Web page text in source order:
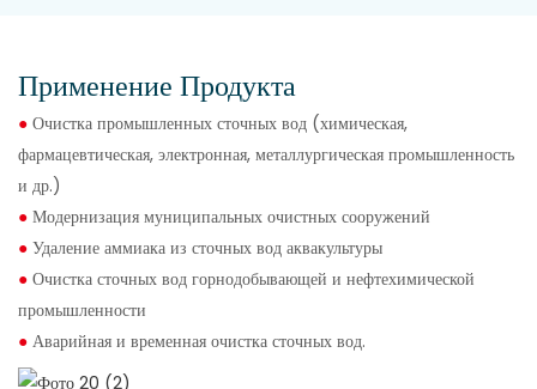
Применение Продукта
● Очистка промышленных сточных вод (химическая,
фармацевтическая, электронная, металлургическая промышленность
и др.)
● Модернизация муниципальных очистных сооружений
● Удаление аммиака из сточных вод аквакультуры
● Очистка сточных вод горнодобывающей и нефтехимической
промышленности
● Аварийная и временная очистка сточных вод.